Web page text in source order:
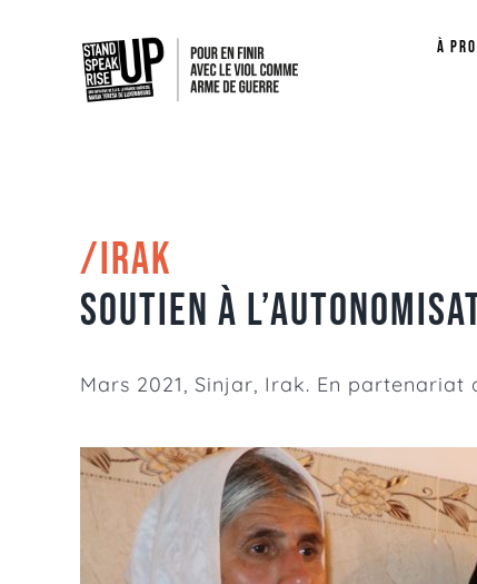
à
/IRAK
Soutien à
Mars 2021, Sinjar, Irak. En partenariat